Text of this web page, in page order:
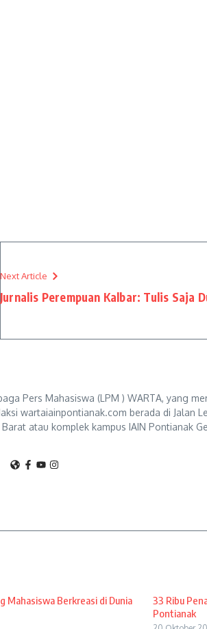
Next Article
Jurnalis Perempuan Kalbar: Tulis Saja
Pers Mahasiswa (LPM ) WARTA, yang
wartaiainpontianak.com berada di Jalan
atau komplek kampus IAIN Pontianak
Mahasiswa Berkreasi di Dunia
33 Ribu
Pontianak